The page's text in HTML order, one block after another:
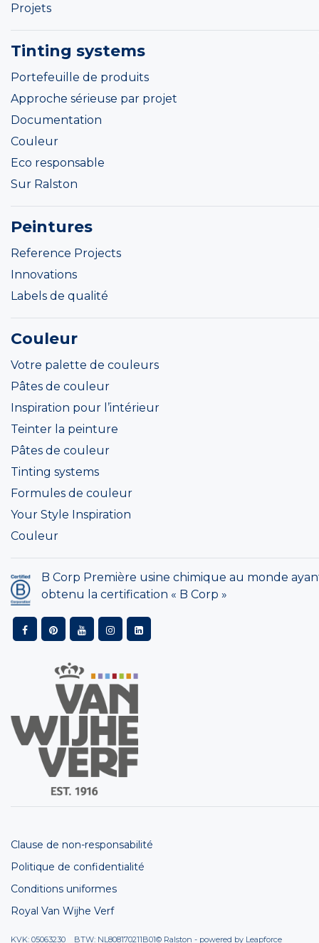
Projets
Tinting systems
Portefeuille de produits
Approche sérieuse par projet
Documentation
Couleur
Eco responsable
Sur Ralston
Peintures
Reference Projects
Innovations
Labels de qualité
Couleur
Votre palette de couleurs
Pâtes de couleur
Inspiration pour l’intérieur
Teinter la peinture
Pâtes de couleur
Tinting systems
Formules de couleur
Your Style Inspiration
Couleur
B Corp Première usine chimique au monde
obtenu la certification « B Corp »
Clause de non-responsabilité
Politique de confidentialité
Conditions uniformes
Royal Van Wijhe Verf
KVK: 05063230 BTW: NL808170211B01© Ralston - powered by Leapforce